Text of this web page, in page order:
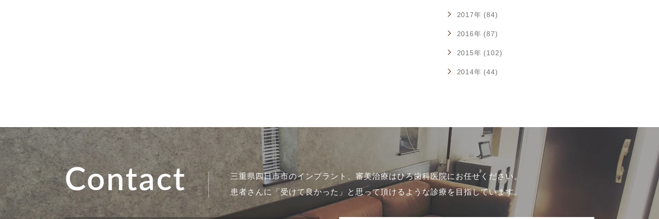
2017年 (84)
2016年 (87)
2015年 (102)
2014年 (44)
Contact
三重県四日市市のインプラント、審美治療はひろ歯科医院にお任せください。
患者さんに「受けて良かった」と思って頂けるような診療を目指しています。